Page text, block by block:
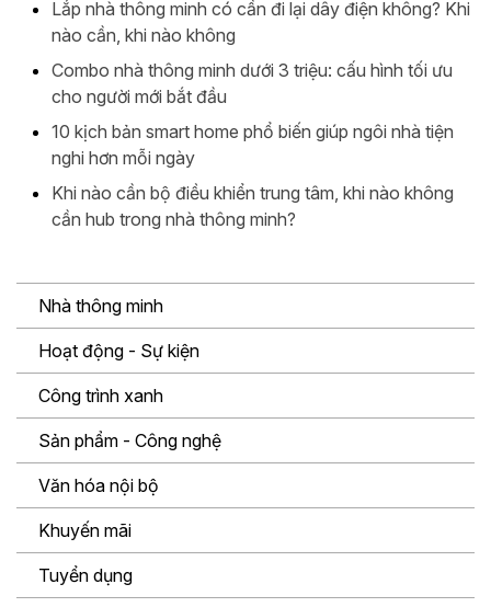
Lắp nhà thông minh có cần đi lại dây điện không? Khi
nào cần, khi nào không
Combo nhà thông minh dưới 3 triệu: cấu hình tối ưu
cho người mới bắt đầu
10 kịch bản smart home phổ biến giúp ngôi nhà tiện
nghi hơn mỗi ngày
Khi nào cần bộ điều khiển trung tâm, khi nào không
cần hub trong nhà thông minh?
Nhà thông minh
Hoạt động - Sự kiện
Công trình xanh
Sản phẩm - Công nghệ
Văn hóa nội bộ
Khuyến mãi
Tuyển dụng